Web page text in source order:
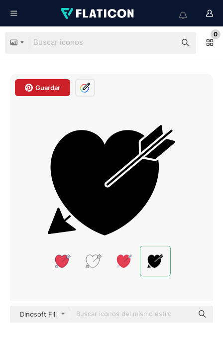
0
Guardar
Dinosoft Fill